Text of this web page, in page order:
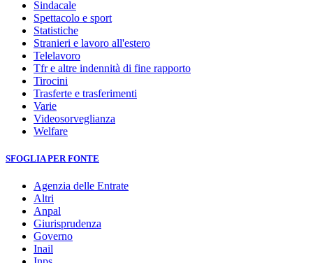
Sindacale
Spettacolo e sport
Statistiche
Stranieri e lavoro all'estero
Telelavoro
Tfr e altre indennità di fine rapporto
Tirocini
Trasferte e trasferimenti
Varie
Videosorveglianza
Welfare
SFOGLIA PER FONTE
Agenzia delle Entrate
Altri
Anpal
Giurisprudenza
Governo
Inail